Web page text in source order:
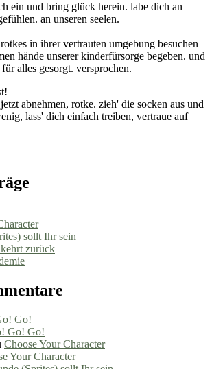
ein und bring glück herein. labe dich an
an unseren seelen.
in ihrer vertrauten umgebung besuchen
hände unserer kinderfürsorge begeben. und
alles gesorgt. versprochen.
abnehmen, rotke. zieh' die socken aus und
lass' dich einfach treiben, vertraue auf
sollt Ihr sein
zurück
Go!
Go! Go!
Choose Your Character
Your Character